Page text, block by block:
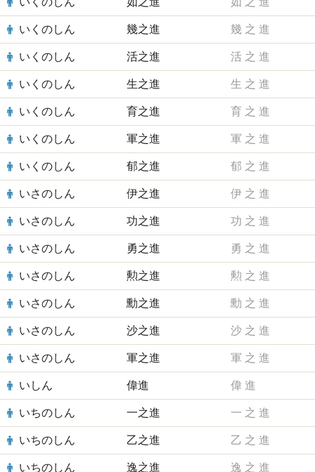
いくのしん 幾之進 幾 之 進
いくのしん 活之進 活 之 進
いくのしん 生之進 生 之 進
いくのしん 育之進 育 之 進
いくのしん 軍之進 軍 之 進
いくのしん 郁之進 郁 之 進
いさのしん 伊之進 伊 之 進
いさのしん 功之進 功 之 進
いさのしん 勇之進 勇 之 進
いさのしん 勲之進 勲 之 進
いさのしん 勳之進 勳 之 進
いさのしん 沙之進 沙 之 進
いさのしん 軍之進 軍 之 進
いしん 偉進 偉 進
いちのしん 一之進 一 之 進
いちのしん 乙之進 乙 之 進
いちのしん 逸之進 逸 之 進